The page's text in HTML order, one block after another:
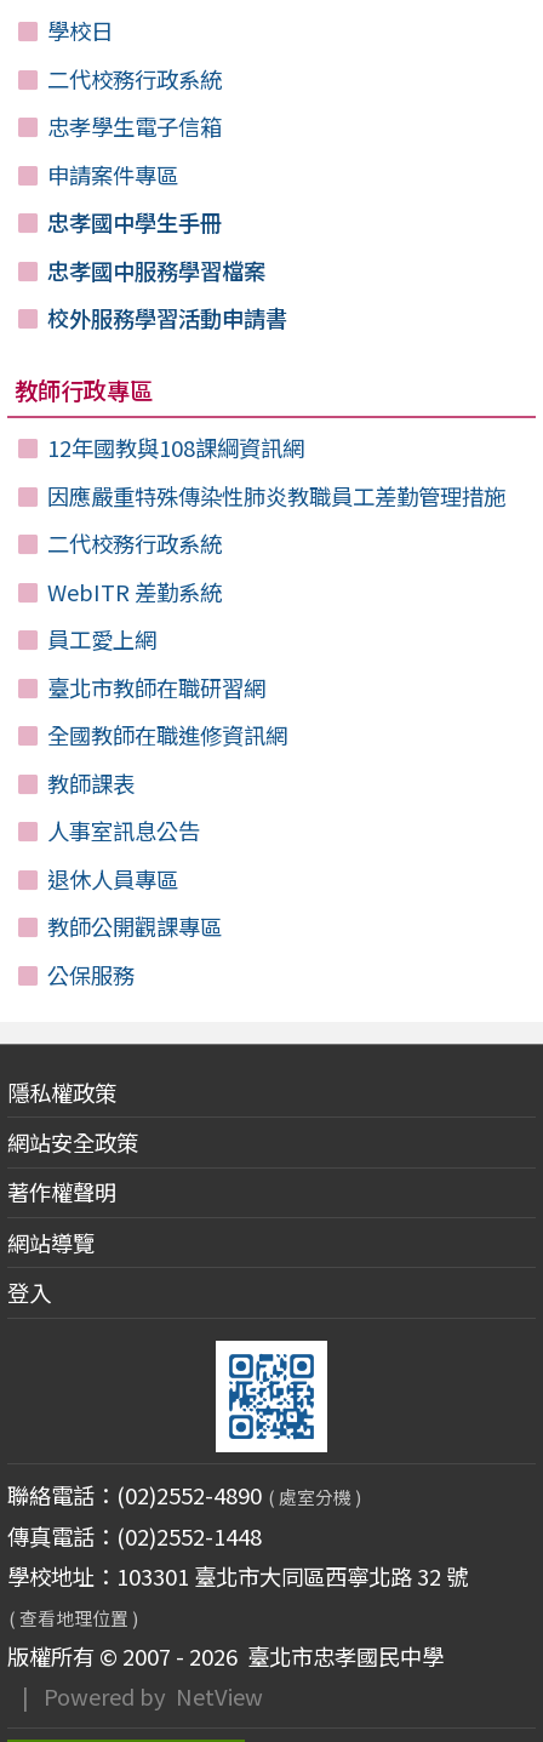
學校日
二代校務行政系統
忠孝學生電子信箱
申請案件專區
忠孝國中學生手冊
忠孝國中服務學習檔案
校外服務學習活動申請書
教師行政專區
12年國教與108課綱資訊網
因應嚴重特殊傳染性肺炎教職員工差勤管理措施
二代校務行政系統
WebITR 差勤系統
員工愛上網
臺北市教師在職研習網
全國教師在職進修資訊網
教師課表
人事室訊息公告
退休人員專區
教師公開觀課專區
公保服務
隱私權政策
網站安全政策
著作權聲明
網站導覽
登入
聯絡電話：(02)2552-4890 ( 處室分機 )
傳真電話：(02)2552-1448
學校地址：103301 臺北市大同區西寧北路 32 號
( 查看地理位置 )
版權所有 © 2007 - 2026臺北市忠孝國民中學
| Powered by NetView